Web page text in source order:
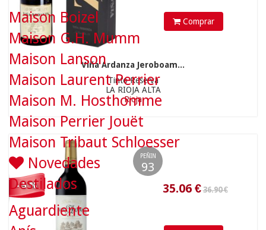
Comprar
Viña Ardanza Jeroboam...
Tinto Reserva
LA RIOJA ALTA
Rioja
- 5 %
PEÑIN
93
Maison Boizel
Maison G.H. Mumm
Maison Lanson
Maison Laurent Perrier
Maison M. Hosthomme
Maison Perrier Jouët
Maison Tribaut Schloesser
Novedades
Destilados
Aguardiente